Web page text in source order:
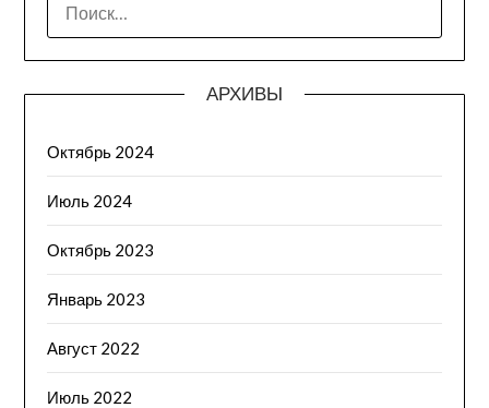
АРХИВЫ
Октябрь 2024
Июль 2024
Октябрь 2023
Январь 2023
Август 2022
Июль 2022